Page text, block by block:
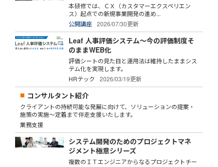
本研修では、ＣＸ（カスタマーエクスペリエン
ス）起点での新規事業開発の進め...
公開講座
2026/07/30更新
Leaf 人事評価システム～今の評価制度そ
のままWEB化
評価シートの見た目と運用法は維持したままシス
テム化を実現します。
HRテック
2026/03/19更新
コンサルタント紹介
クライアントの持続可能な発展に向けて、ソリューションの提案・
施策の実施～定着まで伴走支援いたします。
業務支援
システム開発のためのプロジェクトマネ
ジメント極意シリーズ
複数のＩＴエンジニアからなるプロジェクトチー